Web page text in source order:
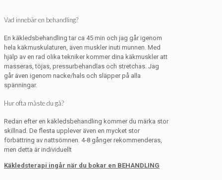
Vad innebär en behandling?
En käkledsbehandling tar ca 45 min och jag går igenom
hela käkmuskulaturen, även muskler inuti munnen. Med
hjälp av en rad olika tekniker kommer dina käkmuskler att
masseras, töjas, pressurbehandlas och stretchas. Jag
går även igenom nacke/hals och släpper på alla
spänningar.
Hur ofta måste du gå?
Redan efter en käkledsbehandling kommer du märka stor
skillnad. De flesta upplever även en mycket stor
förbättring av nattsömnen. 4-8 gånger rekommenderas,
men detta är individuellt
Käkledsterapi ingår när du bokar en BEHANDLING